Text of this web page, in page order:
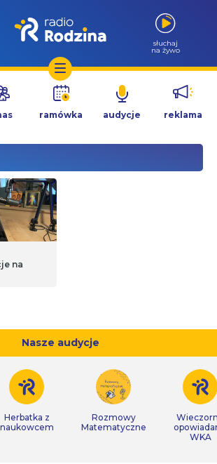
słuchaj
na żywo
ramówka audycje reklama
na
Nasze audycje
Herbatka z
naukowcem
Rozmowy
Matematyczne
WKA